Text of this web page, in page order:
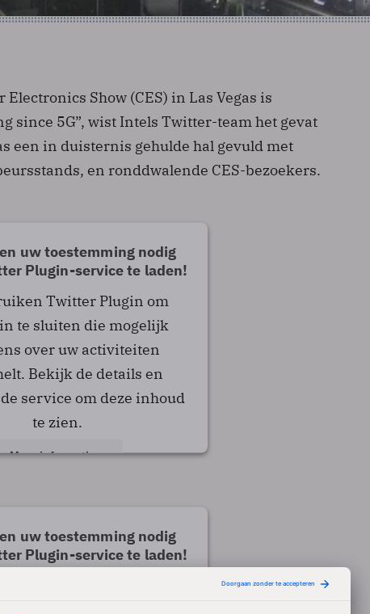
Show (CES) in Las Vegas is
since 5G”, wist Intels Twitter-team het gevat
een in duisternis gehulde hal gevuld met
en ronddwalende CES-bezoekers.
uw toestemming nodig
Plugin-service te laden!
Twitter Plugin om
te sluiten die mogelijk
over uw activiteiten
Bekijk de details en
service om deze inhoud
te zien.
Meer informatie
Platform
uw toestemming nodig
Plugin-service te laden!